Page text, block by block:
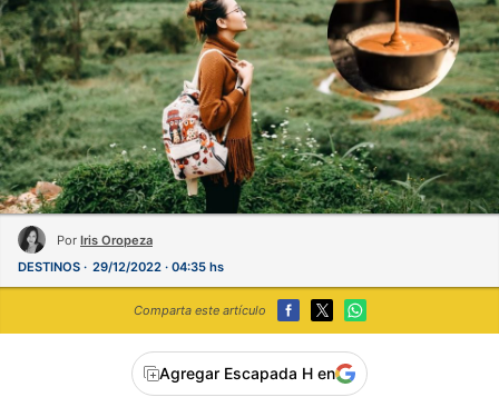
Por Iris Oropeza
DESTINOS
29/12/2022 · 04:35 hs
Comparta este artículo
Agregar Escapada H en